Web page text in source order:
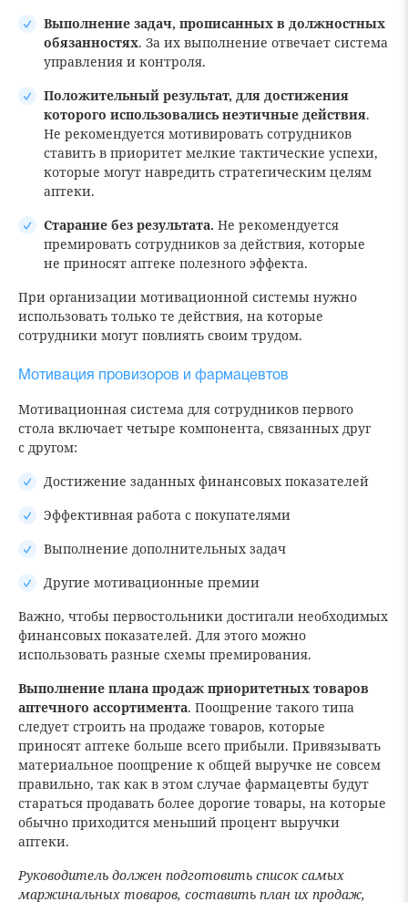
Выполнение задач, прописанных в должностных
обязанностях. За их выполнение отвечает система
управления и контроля.
Положительный результат, для достижения
которого использовались неэтичные действия.
Не рекомендуется мотивировать сотрудников
ставить в приоритет мелкие тактические успехи,
которые могут навредить стратегическим целям
аптеки.
Старание без результата. Не рекомендуется
премировать сотрудников за действия, которые
не приносят аптеке полезного эффекта.
При организации мотивационной системы нужно
использовать только те действия, на которые
сотрудники могут повлиять своим трудом.
Мотивация провизоров и фармацевтов
Мотивационная система для сотрудников первого
стола включает четыре компонента, связанных друг
с другом:
Достижение заданных финансовых показателей
Эффективная работа с покупателями
Выполнение дополнительных задач
Другие мотивационные премии
Важно, чтобы первостольники достигали необходимых
финансовых показателей. Для этого можно
использовать разные схемы премирования.
Выполнение плана продаж приоритетных товаров
аптечного ассортимента. Поощрение такого типа
следует строить на продаже товаров, которые
приносят аптеке больше всего прибыли. Привязывать
материальное поощрение к общей выручке не совсем
правильно, так как в этом случае фармацевты будут
стараться продавать более дорогие товары, на которые
обычно приходится меньший процент выручки
аптеки.
Руководитель должен подготовить список самых
маржинальных товаров, составить план их продаж,